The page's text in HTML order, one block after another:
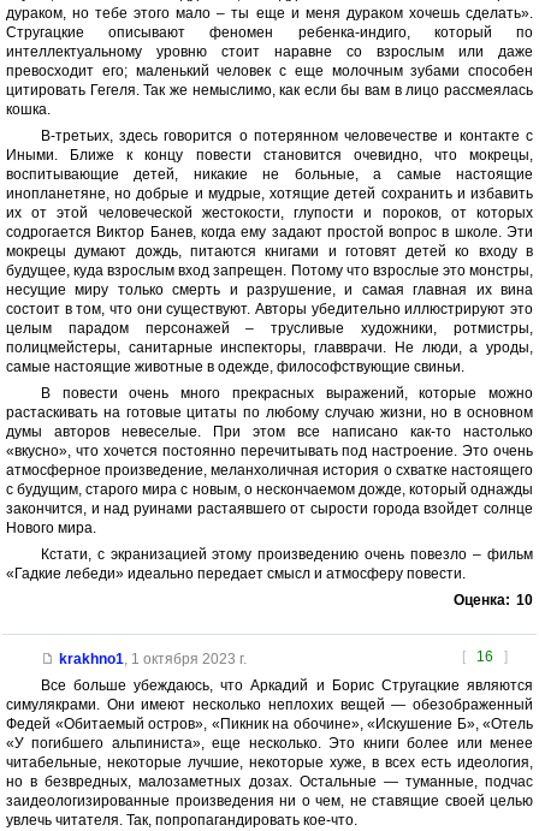
дураком, но тебе этого мало – ты еще и меня дураком хочешь сделать».
Стругацкие описывают феномен ребенка-индиго, который по
интеллектуальному уровню стоит наравне со взрослым или даже
превосходит его; маленький человек с еще молочным зубами способен
цитировать Гегеля. Так же немыслимо, как если бы вам в лицо рассмеялась
кошка.
В-третьих, здесь говорится о потерянном человечестве и контакте с
Иными. Ближе к концу повести становится очевидно, что мокрецы,
воспитывающие детей, никакие не больные, а самые настоящие
инопланетяне, но добрые и мудрые, хотящие детей сохранить и избавить
их от этой человеческой жестокости, глупости и пороков, от которых
содрогается Виктор Банев, когда ему задают простой вопрос в школе. Эти
мокрецы думают дождь, питаются книгами и готовят детей ко входу в
будущее, куда взрослым вход запрещен. Потому что взрослые это монстры,
несущие миру только смерть и разрушение, и самая главная их вина
состоит в том, что они существуют. Авторы убедительно иллюстрируют это
целым парадом персонажей – трусливые художники, ротмистры,
полицмейстеры, санитарные инспекторы, главврачи. Не люди, а уроды,
самые настоящие животные в одежде, философствующие свиньи.
В повести очень много прекрасных выражений, которые можно
растаскивать на готовые цитаты по любому случаю жизни, но в основном
думы авторов невеселые. При этом все написано как-то настолько
«вкусно», что хочется постоянно перечитывать под настроение. Это очень
атмосферное произведение, меланхоличная история о схватке настоящего
с будущим, старого мира с новым, о нескончаемом дожде, который однажды
закончится, и над руинами растаявшего от сырости города взойдет солнце
Нового мира.
Кстати, с экранизацией этому произведению очень повезло – фильм
«Гадкие лебеди» идеально передает смысл и атмосферу повести.
Оценка: 10
[ 16 ]
krakhno1, 1 октября 2023 г.
Все больше убеждаюсь, что Аркадий и Борис Стругацкие являются
симулякрами. Они имеют несколько неплохих вещей — обезображенный
Федей «Обитаемый остров», «Пикник на обочине», «Искушение Б», «Отель
«У погибшего альпиниста», еще несколько. Это книги более или менее
читабельные, некоторые лучшие, некоторые хуже, в всех есть идеология,
но в безвредных, малозаметных дозах. Остальные — туманные, подчас
заидеологизированные произведения ни о чем, не ставящие своей целью
увлечь читателя. Так, попропагандировать кое-что.